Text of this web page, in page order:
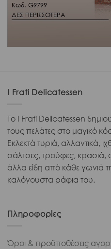
Κωδ. G9799
ΔΕΣ ΠΕΡΙΣΣΟΤΕΡΑ
I Frati Delicatessen
Το I Frati Delicatessen
τους πελάτες στο μαγικό
Εκλεκτά τυριά, αλλαντικά,
σάλτσες, τρούφες,
άλλα είδη από κάθε γωνιά
καλόγουστα ράφια του.
Πληροφορίες
Όροι & προϋποθέσεις